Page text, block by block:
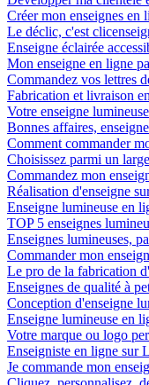
Créer mon enseignes en
Le déclic, c'est
Enseigne éclairée
Mon enseigne en ligne
Commandez vos lettres
Fabrication et livraison
Votre enseigne
Bonnes affaires,
Comment commander
Choisissez parmi un
Commandez mon
Réalisation d'enseigne
Enseigne lumineuse en
TOP 5 enseignes
Enseignes lumineuses,
Commander mon
Le pro de la fabrication
Enseignes de qualité à
Conception d'enseigne
Enseigne lumineuse en
Votre marque ou logo
Enseigniste en ligne sur
Je commande mon